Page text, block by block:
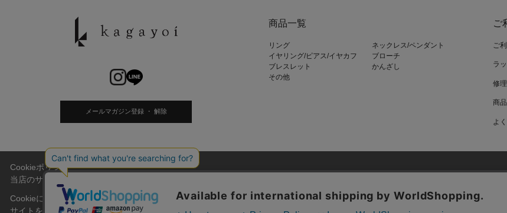
メールマガジン登録 ・ 解除
商品一覧
リング
ネックレス/ペンダント
イヤリング/ピアス/イヤカフ
ブローチ
ブレスレット
かんざし
その他
ご
ご
ラ
修
商
よ
会社概要 プライバシーポリシー 利用規約 特定商取引法に基づ
Cookieポリシー
当店のサイトには、お客様がより便利にご利用頂けるように、Cookieを使用しているページがございます。
Cookieについて
サイトを利用する際のお客様情報をPC上で記録管理する技術のことをCookieといいます。